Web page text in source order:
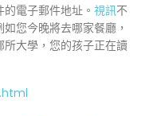
電子郵件地址。 視訊不
您今晚將去哪家餐廳，
大學，您的孩子正在讀